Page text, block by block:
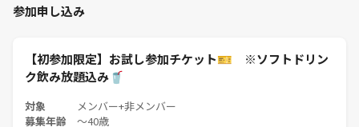
気になる点があれば、どんなことでもお気軽にご相談くださいね☺️
❗️ ご参加にあたってのお願い
参加申し込み
【初参加限定】お試し参加チケット🎫 ※ソフトドリン
ク飲み放題込み🥤
対象 メンバー+非メンバー
募集年齢 〜40歳